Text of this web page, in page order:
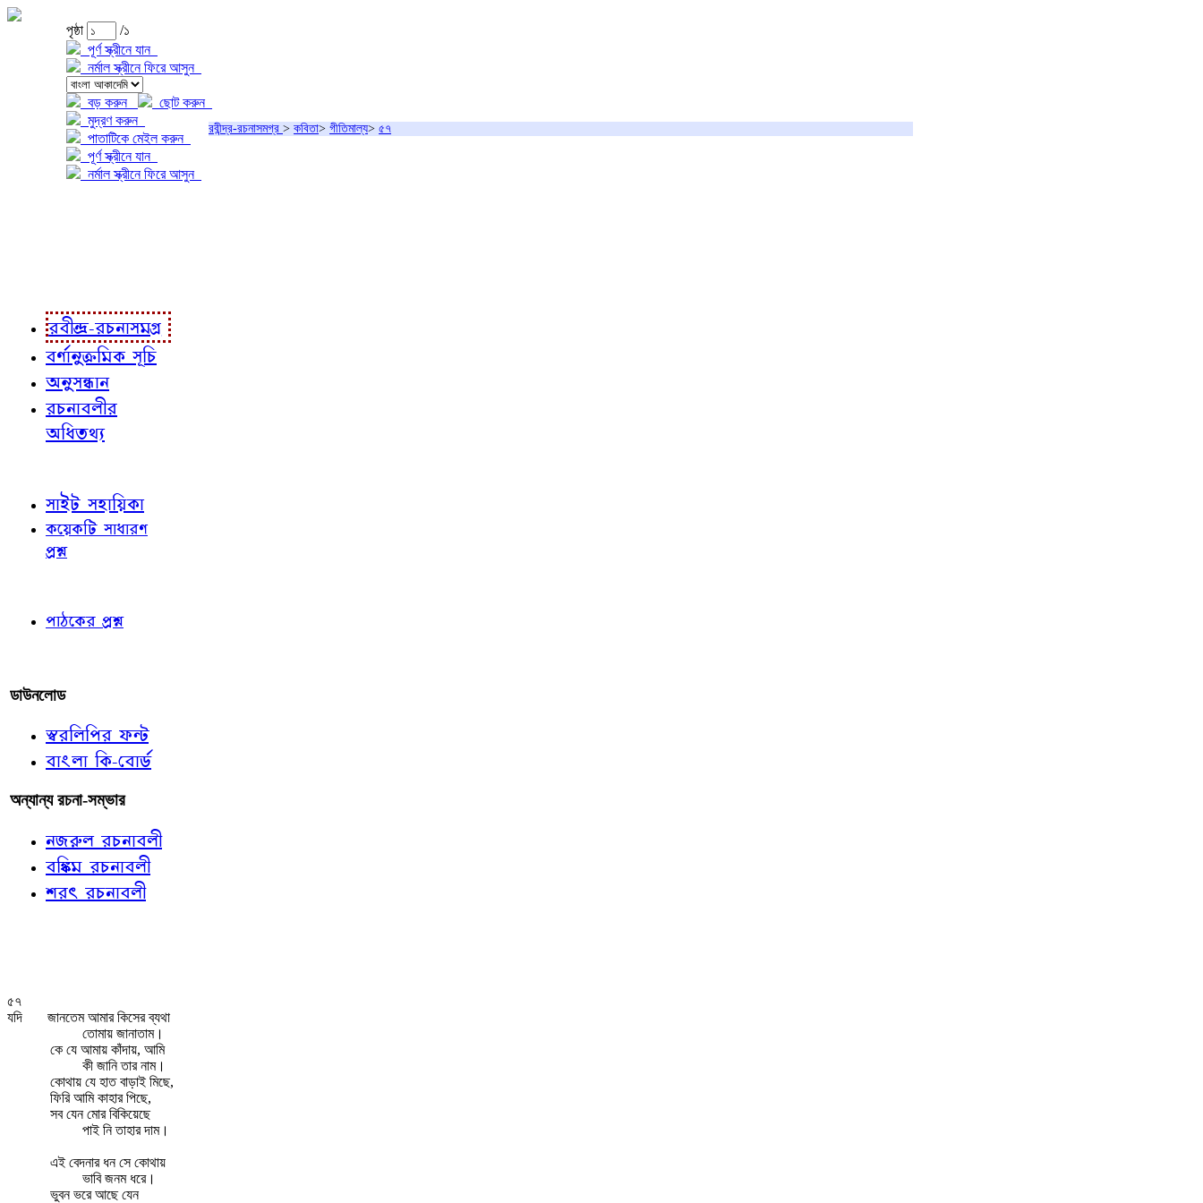
পৃষ্ঠা
/১
পূর্ণ স্ক্রীনে যান
নর্মাল স্ক্রীনে ফিরে আসুন
বড় করুন
ছোট করুন
মুদ্রণ করুন
পাতাটিকে মেইল করুন
পূর্ণ স্ক্রীনে যান
নর্মাল স্ক্রীনে ফিরে আসুন
রবীন্দ্র-রচনাসমগ্র > কবিতা> গীতিমাল্য> ৫৭
রবীন্দ্র-রচনাসমগ্র
বর্ণানুক্রমিক সূচি
অনুসন্ধান
রচনাবলীর
অধিতথ্য
সাইট সহায়িকা
কয়েকটি সাধারণ
প্রশ্ন
পাঠকের প্রশ্ন
ডাউনলোড
স্বরলিপির ফন্ট
বাংলা কি-বোর্ড
অন্যান্য রচনা-সম্ভার
নজরুল রচনাবলী
বঙ্কিম রচনাবলী
শরৎ রচনাবলী
৫৭
যদি
জানতেম আমার কিসের ব্যথা
তোমায় জানাতাম।
কে যে আমায় কাঁদায়, আমি
কী জানি তার নাম।
কোথায় যে হাত বাড়াই মিছে,
ফিরি আমি কাহার পিছে,
সব যেন মোর বিকিয়েছে
পাই নি তাহার দাম।
এই বেদনার ধন সে কোথায়
ভাবি জনম ধরে।
ভুবন ভরে আছে যেন